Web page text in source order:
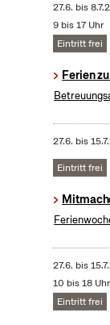
27.6. bis
9 bis 17 Uhr
Eintritt frei
Ferien
27.6. bis
Eintritt frei
27.6. bis
10 bis 18 Uhr
Eintritt frei